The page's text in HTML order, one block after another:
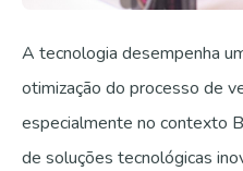
A tecnologia desempenha
otimização do processo de
especialmente no contexto
de soluções tecnológicas